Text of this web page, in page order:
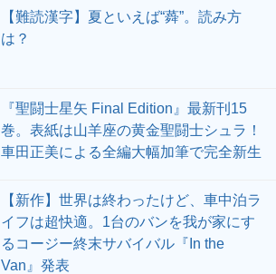
【難読漢字】夏といえば“蕣”。読み方
は？
『聖闘士星矢 Final Edition』最新刊15
巻。表紙は山羊座の黄金聖闘士シュラ！
車田正美による全編大幅加筆で完全新生
【新作】世界は終わったけど、車中泊ラ
イフは超快適。1台のバンを我が家にす
るコージー終末サバイバル『In the
Van』発表